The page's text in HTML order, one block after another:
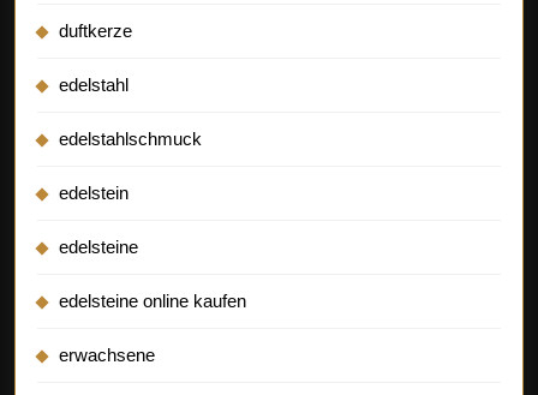
duftkerze
edelstahl
edelstahlschmuck
edelstein
edelsteine
edelsteine online kaufen
erwachsene